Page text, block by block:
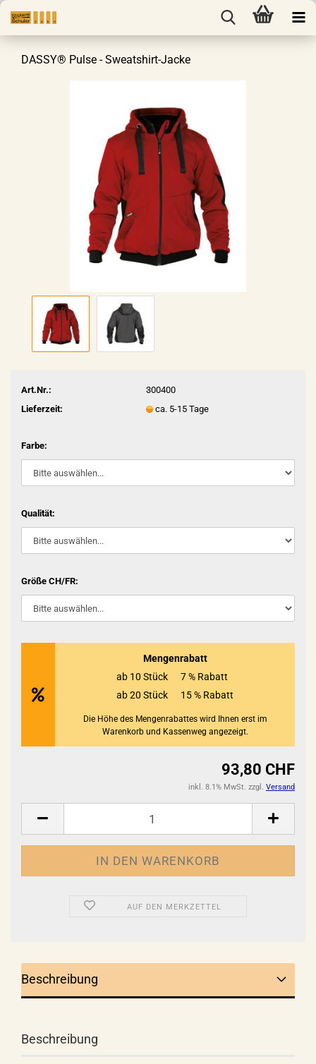
DASSY® Pulse - Sweatshirt-Jacke
Art.Nr.:
300400
Lieferzeit:
ca. 5-15 Tage
Farbe:
Qualität:
Größe CH/FR:
Mengenrabatt
ab 10 Stück
7 % Rabatt
ab 20 Stück
15 % Rabatt
Die Höhe des Mengenrabattes wird Ihnen erst im
Warenkorb und Kassenweg angezeigt.
93,80 CHF
inkl. 8.1% MwSt. zzgl. Versand
AUF DEN MERKZETTEL
Beschreibung
Beschreibung